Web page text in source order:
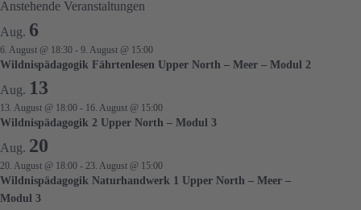
Anstehende Veranstaltungen
Aug. 6
6. August @ 18:30 - 9. August @ 15:00
Wildnispädagogik Fährtenlesen Upper North – Meer – Modul 2
Aug. 13
13. August @ 18:00 - 16. August @ 15:00
Wildnispädagogik 2 Upper North – Modul 3
Aug. 20
20. August @ 18:00 - 23. August @ 15:00
Wildnispädagogik Naturhandwerk 1 Upper North – Meer –
Modul 3